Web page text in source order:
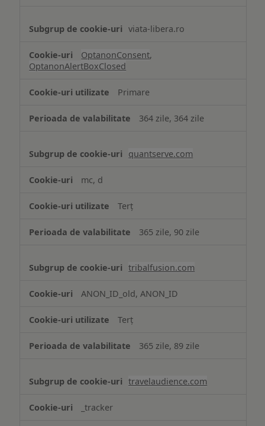
viata-libera.ro
OptanonConsent,
OptanonAlertBoxClosed
Primare
364 zile, 364 zile
quantserve.com
mc, d
Terț
365 zile, 90 zile
tribalfusion.com
ANON_ID_old, ANON_ID
Terț
365 zile, 89 zile
travelaudience.com
_tracker